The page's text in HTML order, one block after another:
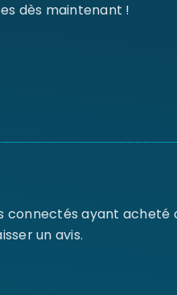
dès maintenant !
connectés ayant acheté
un avis.